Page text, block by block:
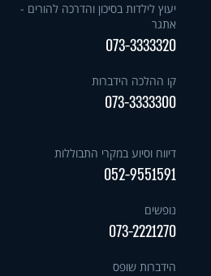
יעוץ לילדות בסיכון והדרכה להורים -
אתגר
073-3333320
קו ההלכה הידברות
073-3333300
דיווח וסיוע במקרי התבוללות
052-9551591
נופשים
073-2221270
הידברות שופס